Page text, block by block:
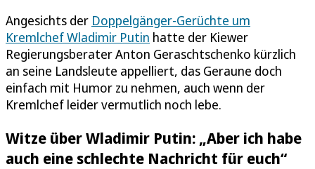
Angesichts der Doppelgänger-Gerüchte um
Kremlchef Wladimir Putin hatte der Kiewer
Regierungsberater Anton Geraschtschenko kürzlich
an seine Landsleute appelliert, das Geraune doch
einfach mit Humor zu nehmen, auch wenn der
Kremlchef leider vermutlich noch lebe.
Witze über Wladimir Putin: „Aber ich habe
auch eine schlechte Nachricht für euch“